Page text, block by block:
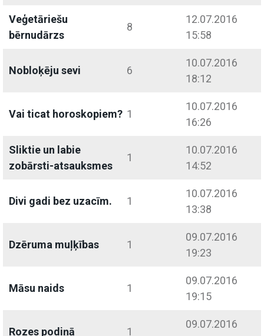
Veģetāriešu
bērnudārzs
8
12.07.2016
15:58
Nobloķēju sevi 6
10.07.2016
18:12
Vai ticat horoskopiem? 1
10.07.2016
16:26
Sliktie un labie
zobārsti-atsauksmes
1
10.07.2016
14:52
Divi gadi bez uzacīm. 1
10.07.2016
13:38
Dzēruma muļķības 1
09.07.2016
19:23
Māsu naids 1
09.07.2016
19:15
Rozes podiņā 1
09.07.2016